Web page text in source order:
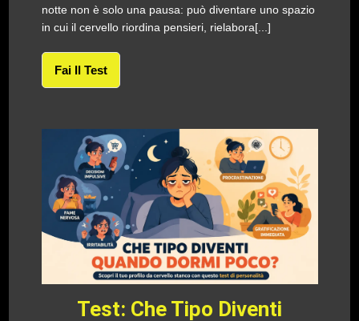
notte non è solo una pausa: può diventare uno spazio
in cui il cervello riordina pensieri, rielabora[...]
Fai Il Test
Test: Che Tipo Diventi